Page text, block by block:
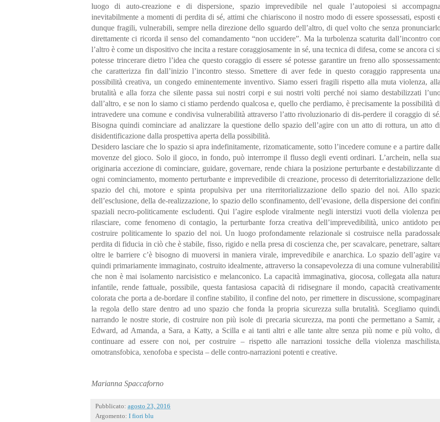
luogo di auto-creazione e di dispersione, spazio imprevedibile nel quale l’autopoiesi si accompagna
inevitabilmente a momenti di perdita di sé, attimi che chiariscono il nostro modo di essere spossessati, esposti
dunque fragili, vulnerabili, sempre nella direzione dello sguardo dell’altro, di quel volto che senza
direttamente ci ricorda il senso del comandamento “non uccidere”. Ma la turbolenza scaturita dall’incontro con
l’altro è come un dispositivo che incita a restare coraggiosamente in sé, una tecnica di difesa, come se ancora ci si
potesse trincerare dietro l’idea che questo coraggio di essere sé potesse garantire un freno allo
che caratterizza fin dall’inizio l’incontro stesso. Smettere di aver fede in questo coraggio rappresenta una
possibilità creativa, un congedo eminentemente inventivo. Siamo esseri fragili rispetto alla muta violenza, alla
brutalità e alla forza che silente passa sui nostri corpi e sui nostri volti perché noi siamo destabilizzati
dall’altro, e se non lo siamo ci stiamo perdendo qualcosa e, quello che perdiamo, è precisamente la possibilità di
intravedere una comune e condivisa vulnerabilità attraverso l’atto rivoluzionario di dis-perdere il coraggio di sé.
Bisogna quindi cominciare ad analizzare la questione dello spazio dell’agire con un atto di rottura, un atto di
disidentificazione dalla prospettiva aperta della possibilità.
Desidero lasciare che lo spazio si apra indefinitamente, rizomaticamente, sotto l’incedere comune e a partire
movenze del gioco. Solo il gioco, in fondo, può interrompe il flusso degli eventi ordinari. L’archein, nella sua
originaria accezione di cominciare, guidare, governare, rende chiara la posizione perturbante e destabilizzante di
ogni cominciamento, momento perturbante e imprevedibile di creazione, processo di deterritorializzazione
spazio del chi, motore e spinta propulsiva per una riterritorializzazione dello spazio del noi. Allo
dell’esclusione, della de-realizzazione, lo spazio dello sconfinamento, dell’evasione, della dispersione dei confini
spaziali necro-politicamente escludenti. Qui l’agire esplode viralmente negli interstizi vuoti della violenza
rilasciare, come fenomeno di contagio, la perturbante forza creativa dell’imprevedibilità, unico antidoto
costruire politicamente lo spazio del noi. Un luogo profondamente relazionale si costruisce nella
perdita di fiducia in ciò che è stabile, fisso, rigido e nella presa di coscienza che, per scavalcare, penetrare,
oltre le barriere c’è bisogno di muoversi in maniera virale, imprevedibile e anarchica. Lo spazio dell’agire va
quindi primariamente immaginato, costruito idealmente, attraverso la consapevolezza di una comune vulnerabilità
che non è mai isolamento narcisistico e melanconico. La capacità immaginativa, giocosa, collegata alla natura
infantile, rende fattuale, possibile, questa fantasiosa capacità di ridisegnare il mondo, capacità
colorata che porta a de-bordare il confine stabilito, il confine del noto, per rimettere in discussione,
la regola dello stare dentro ad uno spazio che fonda la propria sicurezza sulla brutalità. Scegliamo quindi,
narrando le nostre storie, di costruire non più isole di precaria sicurezza, ma ponti che permettano a Samir, a
Edward, ad Amanda, a Sara, a Katty, a Scilla e ai tanti altri e alle tante altre senza più nome e più volto, di
continuare ad essere con noi, per costruire – rispetto alle narrazioni tossiche della violenza maschilista,
omotransfobica, xenofoba e specista – delle contro-narrazioni potenti e creative.
Marianna Spaccaforno
Pubblicato: agosto 23, 2016
Argomento: I fiori blu